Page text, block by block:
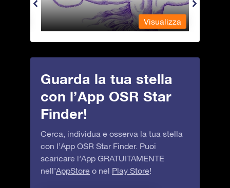
Visualizza
Guarda la tua stella
con l’App OSR Star
Finder!
Cerca, individua e osserva la tua stella
con l’App OSR Star Finder. Puoi
scaricare l’App GRATUITAMENTE
nell’AppStore o nel Play Store!